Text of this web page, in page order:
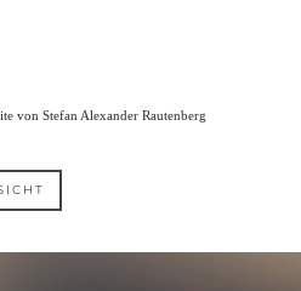
von Stefan Alexander Rautenberg